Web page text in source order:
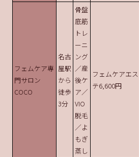
フェムケア専
門サロン
COCO
名古
屋駅
から
徒歩
3分
骨盤
底筋
トレ
ーニ
ング
／産
後ケ
ア／
VIO
脱毛
／よ
もぎ
蒸し
フェムケアエス
テ6,600円